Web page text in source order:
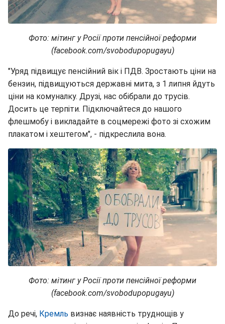
Фото: мітинг у Росії проти пенсійної реформи
(facebook.com/svobodupopugayu)
"Уряд підвищує пенсійний вік і ПДВ. Зростають ціни на
бензин, підвищуються державні мита, з 1 липня йдуть
ціни на комуналку. Друзі, нас обібрали до трусів.
Досить це терпіти. Підключайтеся до нашого
флешмобу і викладайте в соцмережі фото зі схожим
плакатом і хештегом", - підкреслила вона.
Фото: мітинг у Росії проти пенсійної реформи
(facebook.com/svobodupopugayu)
До речі, Кремль визнає наявність труднощів у